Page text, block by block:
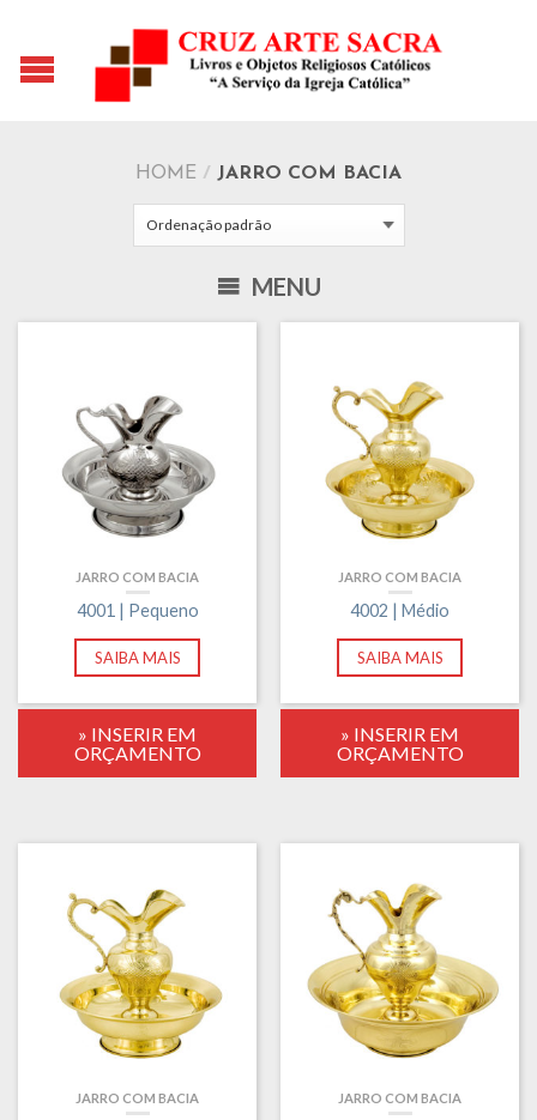
HOME / JARRO COM BACIA
MENU
JARRO COM BACIA
4001 | Pequeno
SAIBA MAIS
» INSERIR EM
ORÇAMENTO
JARRO COM BACIA
4002 | Médio
SAIBA MAIS
» INSERIR EM
ORÇAMENTO
JARRO COM BACIA JARRO COM BACIA